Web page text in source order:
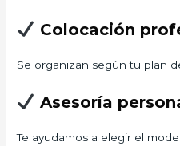
Colocación
Se organizan según tu plan
Asesoría
Te ayudamos a elegir el